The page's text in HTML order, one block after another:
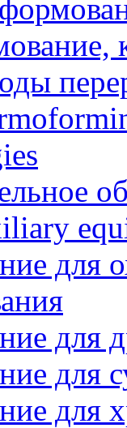
для
для
для
для